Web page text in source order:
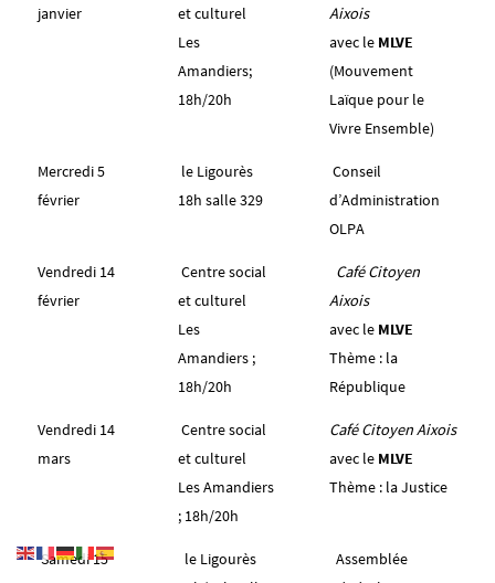
janvier
et culturel
Les
Amandiers;
18h/20h
Aixois
avec le MLVE
(Mouvement
Laïque pour le
Vivre Ensemble)
Mercredi 5
février
le Ligourès
18h salle 329
Conseil
d’Administration
OLPA
Vendredi 14
février
Centre social
et culturel
Les
Amandiers ;
18h/20h
Café Citoyen
Aixois
avec le MLVE
Thème : la
République
Vendredi 14
mars
Centre social
et culturel
Les Amandiers
; 18h/20h
Café Citoyen Aixois
avec le MLVE
Thème : la Justice
Samedi 15
le Ligourès
Assemblée